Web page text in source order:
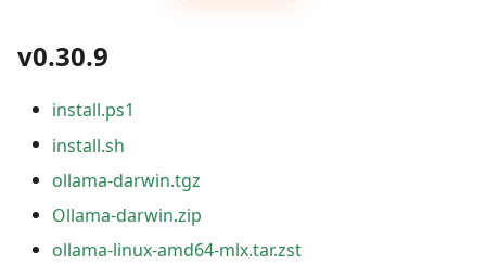
v0.30.9
install.ps1
install.sh
ollama-darwin.tgz
Ollama-darwin.zip
ollama-linux-amd64-mlx.tar.zst